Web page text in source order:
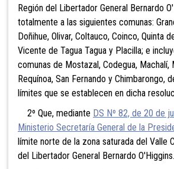
Región del Libertador General Bernardo
totalmente a las siguientes comunas:
Doñihue, Olivar, Coltauco, Coinco, Quinta
Vicente de Tagua Tagua y Placilla; e
comunas de Mostazal, Codegua, Machalí,
Requínoa, San Fernando y Chimbarongo,
límites que se establecen en dicha
2º Que, mediante DS Nº 82, de 20 de
Ministerio Secretaría General de la
límite norte de la zona saturada del Valle
del Libertador General Bernardo O'Higgins.